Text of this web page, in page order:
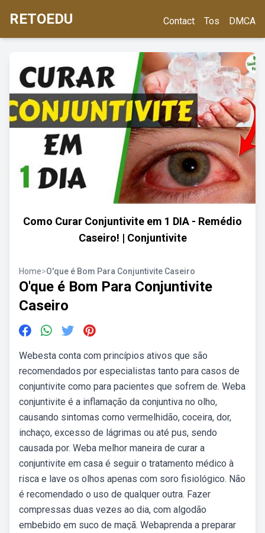
RETOEDU Contact Tos DMCA
Como Curar Conjuntivite em 1 DIA - Remédio
Caseiro! | Conjuntivite
Home>O'que é Bom Para Conjuntivite Caseiro
O'que é Bom Para Conjuntivite
Caseiro
Webesta conta com princípios ativos que são
recomendados por especialistas tanto para casos de
conjuntivite como para pacientes que sofrem de. Weba
conjuntivite é a inflamação da conjuntiva no olho,
causando sintomas como vermelhidão, coceira, dor,
inchaço, excesso de lágrimas ou até pus, sendo
causada por. Weba melhor maneira de curar a
conjuntivite em casa é seguir o tratamento médico à
risca e lave os olhos apenas com soro fisiológico. Não
é recomendado o uso de qualquer outra. Fazer
compressas duas vezes ao dia, com algodão
embebido em suco de maçã. Webaprenda a preparar